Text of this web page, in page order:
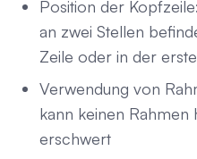
Position der
an zwei Stellen
Zeile oder in der
Verwendung von
kann keinen Rahmen
erschwert